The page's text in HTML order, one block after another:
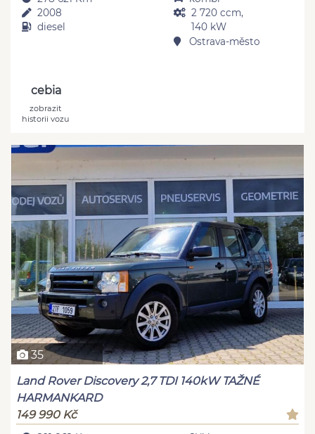
2008
diesel
2 720 ccm,
140 kW
Ostrava-město
cebia
zobrazit
historii vozu
35
Land Rover Discovery 2,7 TDI 140kW TAŽNÉ
HARMANKARD
149 990 Kč